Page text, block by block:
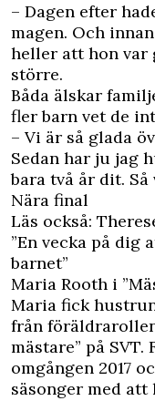
– Dagen efter
magen. Och
heller att hon var
större.
Båda älskar
fler barn vet de
– Vi är så glada
Sedan har ju jag
bara två år dit.
Nära final
Läs också:
”En vecka på dig
barnet”
Maria Rooth i
Maria fick
från
mästare” på
omgången 2017
säsonger med att